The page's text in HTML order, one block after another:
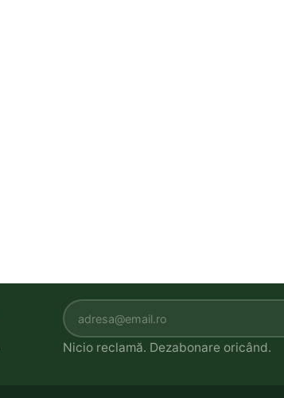
Nicio reclamă. Dezabonare oricând.